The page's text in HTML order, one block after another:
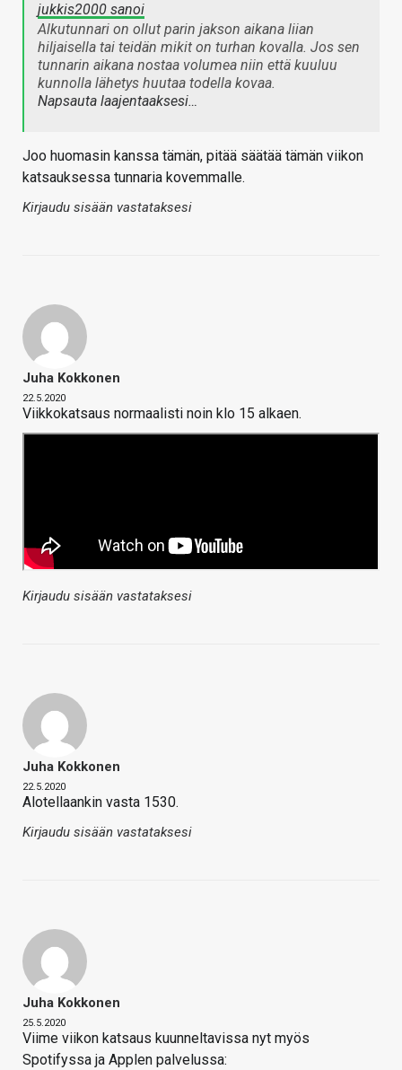
jukkis2000 sanoi
Alkutunnari on ollut parin jakson aikana liian
hiljaisella tai teidän mikit on turhan kovalla. Jos sen
tunnarin aikana nostaa volumea niin että kuuluu
kunnolla lähetys huutaa todella kovaa.
Napsauta laajentaaksesi…
Joo huomasin kanssa tämän, pitää säätää tämän viikon
katsauksessa tunnaria kovemmalle.
Kirjaudu sisään vastataksesi
Juha Kokkonen
22.5.2020
Viikkokatsaus normaalisti noin klo 15 alkaen.
Kirjaudu sisään vastataksesi
Juha Kokkonen
22.5.2020
Alotellaankin vasta 1530.
Kirjaudu sisään vastataksesi
Juha Kokkonen
25.5.2020
Viime viikon katsaus kuunneltavissa nyt myös
Spotifyssa ja Applen palvelussa: